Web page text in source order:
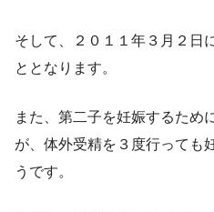
そして、２０１１年３月２日
ととなります。
また、第二子を妊娠するため
が、体外受精を３度行っても
うです。